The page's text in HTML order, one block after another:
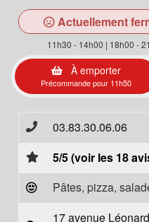
Actuellement
11h30 - 14h00 | 18h00 -
À emporter
Précommande pour 11h50
03.83.30.06.06
5/5 (voir les 18
Pâtes, pizza,
17 avenue